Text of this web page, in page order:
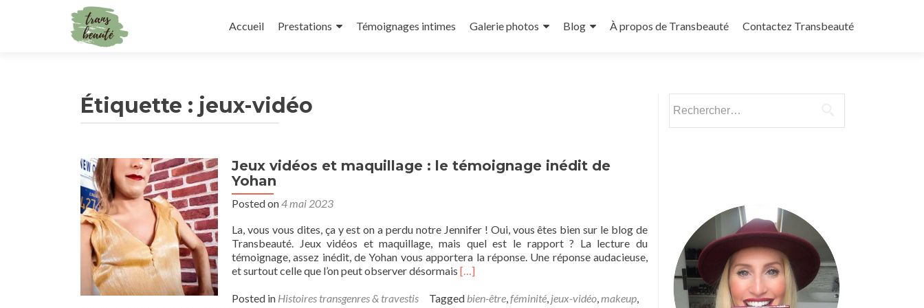
to
Accueil Prestations Témoignages intimes Galerie photos Blog À propos de Transbeauté Contactez Transbeauté
Étiquette : jeux-vidéo
Jeux vidéos et maquillage : le témoignage inédit de
Yohan
Posted on4 mai 2023
La, vous vous dites, ça y est on a perdu notre Jennifer ! Oui, vous êtes bien sur le blog de
Transbeauté. Jeux vidéos et maquillage, mais quel est le rapport ? La lecture du
témoignage, assez inédit, de Yohan vous apportera la réponse. Une réponse audacieuse,
et surtout celle que l’on peut observer désormais Read
about
[…]
Posted in Histoires transgenres & travestis Tagged bien-être,féminité, jeux-vidéo,makeup,